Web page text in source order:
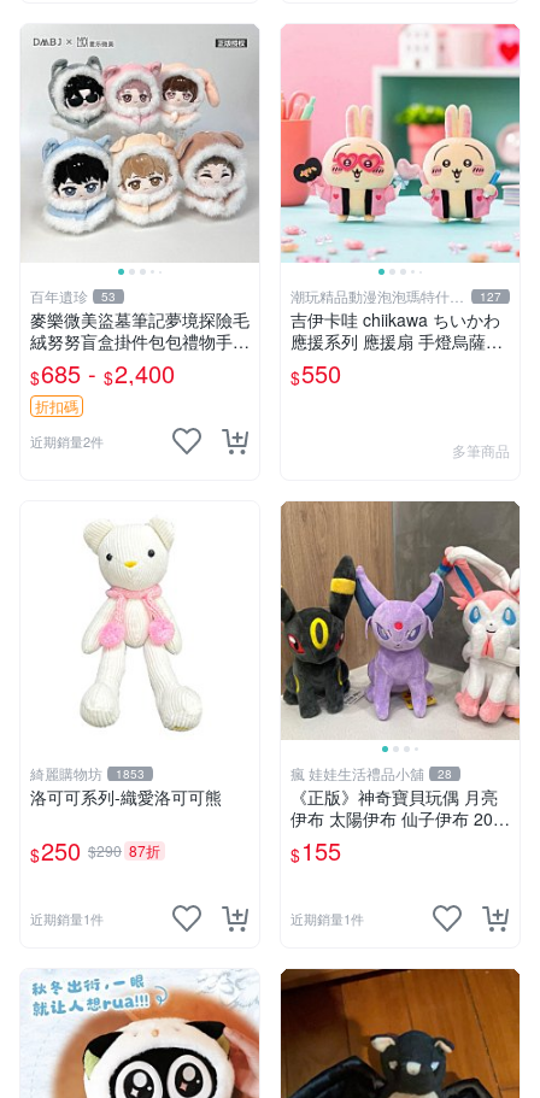
百年遺珍 53
麥樂微美盜墓筆記夢境探險毛
絨努努盲盒掛件包包禮物手辦
新到家 憶境探險系列 張起靈
喵喵款 吳邪狗狗款 王胖子熊
熊款
$685 - $2,400
折扣碼
近期銷量2件
潮玩精品動漫泡泡瑪特什麼
都有
127
吉伊卡哇 chiikawa ちいかわ
應援系列 應援扇 手燈烏薩奇
兔兔 水汪汪大眼兔兔 吊飾 掛
飾
$550
多筆商品
綺麗購物坊 1853
洛可可系列-織愛洛可可熊
$250 $290 87折
近期銷量1件
瘋 娃娃生活禮品小舖 28
《正版》神奇寶貝玩偶 月亮
伊布 太陽伊布 仙子伊布 20公
分 寶可夢娃娃 POKÉMON
$155
近期銷量1件